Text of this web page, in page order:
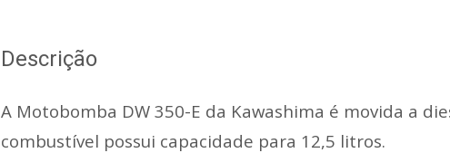
Descrição
A Motobomba DW 350-E da Kawashima é movida a
combustível possui capacidade para 12,5 litros.